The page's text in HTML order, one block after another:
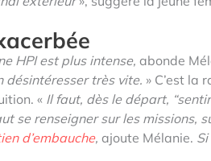
HPI est plus intense, abonde
désintéresser très vite. » C’est la
« Il faut, dès le départ,
se renseigner sur les missions,
d’embauche, ajoute Mélanie.